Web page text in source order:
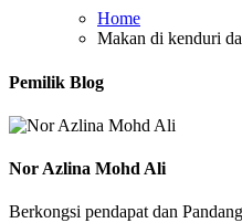
Home
Makan di kenduri
Pemilik Blog
Nor Azlina Mohd Ali
Berkongsi pendapat dan